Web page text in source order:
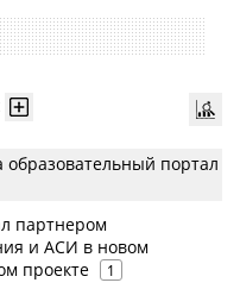
образовательный портал
партнером
и АСИ в новом
проекте
1